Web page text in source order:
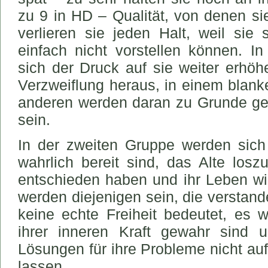
zu 9 in HD – Qualität, von denen
verlieren sie jeden Halt, weil sie
einfach nicht vorstellen können.
sich der Druck auf sie weiter
Verzweiflung heraus, in einem
anderen werden daran zu Grunde
sein.
In der zweiten Gruppe werden
wahrlich bereit sind, das Alte
entschieden haben und ihr Leben
werden diejenigen sein, die
keine echte Freiheit bedeutet, es
ihrer inneren Kraft gewahr sind
Lösungen für ihre Probleme nicht